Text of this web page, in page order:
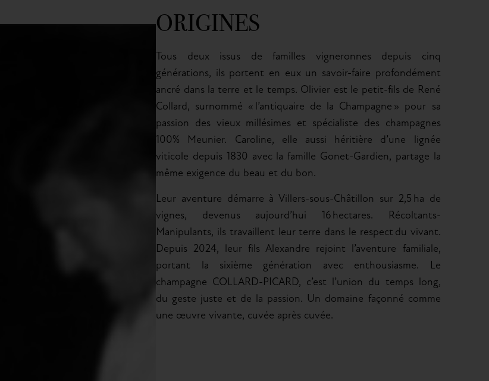
ORIGINES
Tous deux issus de familles vigneronnes depuis cinq
générations, ils portent en eux un savoir-faire profondément
ancré dans la terre et le temps. Olivier est le petit-fils de René
Collard, surnommé « l’antiquaire de la Champagne » pour sa
passion des vieux millésimes et spécialiste des champagnes
100% Meunier. Caroline, elle aussi héritière d’une lignée
viticole depuis 1830 avec la famille Gonet-Gardien, partage la
même exigence du beau et du bon.
Leur aventure démarre à Villers-sous-Châtillon sur 2,5 ha de
vignes, devenus aujourd’hui 16 hectares. Récoltants-
Manipulants, ils travaillent leur terre dans le respect du vivant.
Depuis 2024, leur fils Alexandre rejoint l’aventure familiale,
portant la sixième génération avec enthousiasme. Le
champagne COLLARD-PICARD, c’est l’union du temps long,
du geste juste et de la passion. Un domaine façonné comme
une œuvre vivante, cuvée après cuvée.